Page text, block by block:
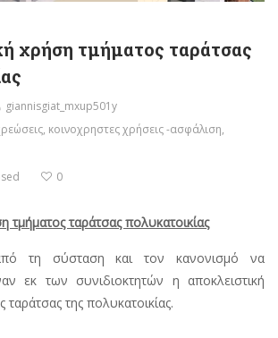
χρήση τμήματος ταράτσας
giannisgiat_mxup501y
, κοινοχρηστες χρήσεις -ασφάλιση,
0
τμήματος ταράτσας πολυκατοικίας
τη σύσταση και τον κανονισμό να
εκ των συνιδιοκτητών η αποκλειστική
ταράτσας της πολυκατοικίας.